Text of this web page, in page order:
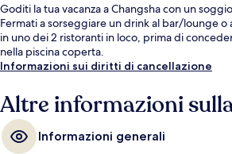
Goditi la tua vacanza a Changsha con un
Fermati a sorseggiare un drink al bar/lounge
in uno dei 2 ristoranti in loco, prima di
nella piscina coperta.
Informazioni sui diritti di cancellazione
Altre informazioni
Informazioni generali